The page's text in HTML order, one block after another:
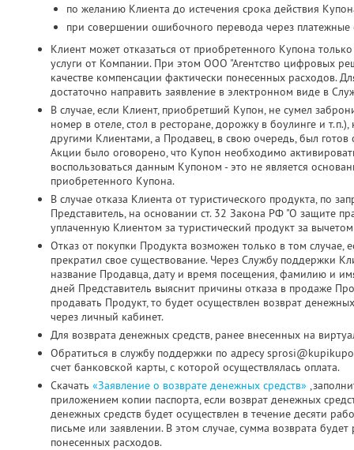
по желанию Клиента до истечения срока действия
при совершении ошибочного перевода через платежные
Клиент может отказаться от приобретенного Купона
услуги от Компании. При этом ООО "Агентство цифровых
качестве компенсации фактически понесенных расходов.
достаточно направить заявление в электронном виде в
В случае, если Клиент, приобретший Купон, не сумел
номер в отеле, стол в ресторане, дорожку в боулинге и
другими Клиентами, а Продавец, в свою очередь, был готов
Акции было оговорено, что Купон необходимо
воспользоваться данным Купоном - это не является
приобретенного Купона.
В случае отказа Клиента от туристического продукта, по
Представитель, на основании ст. 32 Закона РФ "О защите
уплаченную Клиентом за туристический продукт за
Отказ от покупки Продукта возможен только в том
прекратил свое существование. Через Службу поддержки
название Продавца, дату и время посещения, фамилию и
дней Представитель выяснит причины отказа в продаже
продавать Продукт, то будет осуществлен возврат
через личный кабинет.
Для возврата денежных средств, ранее внесенных на
Обратиться в службу поддержки по адресу
счет банковской карты, с которой осуществлялась оплата.
Скачать «Заявление о возврате денежных средств»
приложением копии паспорта, если возврат денежных
денежных средств будет осуществлен в течение десяти
письме или заявлении. В этом случае, сумма возврата
понесенных расходов.